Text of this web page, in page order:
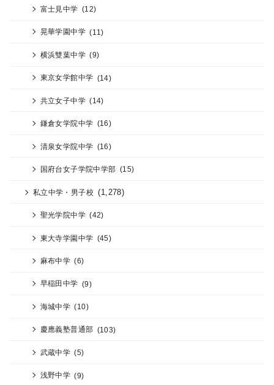
富士見中学 (12)
晃華学園中学 (11)
横浜雙葉中学 (9)
東京女学館中学 (14)
共立女子中学 (14)
鎌倉女学院中学 (16)
清泉女学院中学 (16)
国府台女子学院中学部 (15)
私立中学・男子校 (1,278)
聖光学院中学 (42)
東大寺学園中学 (45)
麻布中学 (6)
早稲田中学 (9)
海城中学 (10)
慶應義塾普通部 (103)
武蔵中学 (5)
浅野中学 (9)